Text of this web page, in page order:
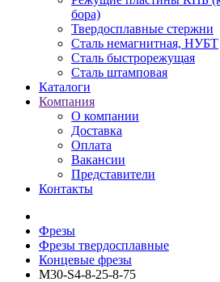
бора)
Твердосплавные стержни
Сталь немагнитная, НУБТ
Сталь быстрорежущая
Сталь штамповая
Каталоги
Компания
О компании
Доставка
Оплата
Вакансии
Представители
Контакты
Фрезы
Фрезы твердосплавные
Концевые фрезы
M30-S4-8-25-8-75